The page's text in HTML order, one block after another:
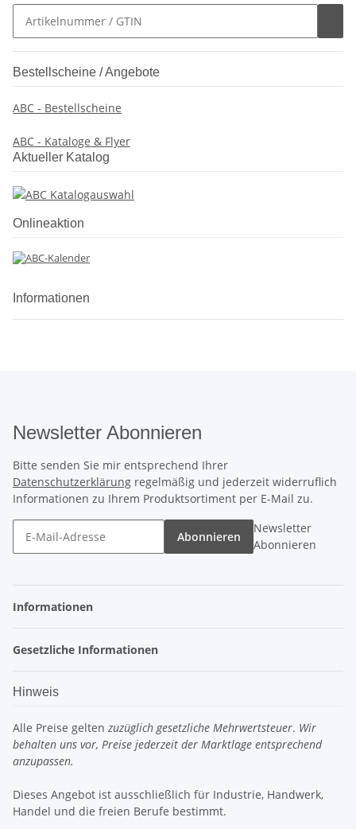
Bestellscheine / Angebote
ABC - Bestellscheine
ABC - Kataloge & Flyer
Aktueller Katalog
Onlineaktion
Informationen
Newsletter Abonnieren
Bitte senden Sie mir entsprechend Ihrer
Datenschutzerklärung regelmäßig und jederzeit widerruflich
Informationen zu Ihrem Produktsortiment per E-Mail zu.
Abonnieren
Newsletter
Abonnieren
Informationen
Gesetzliche Informationen
Hinweis
Alle Preise gelten zuzüglich gesetzliche Mehrwertsteuer. Wir
behalten uns vor, Preise jederzeit der Marktlage entsprechend
anzupassen.
Dieses Angebot ist ausschließlich für Industrie, Handwerk,
Handel und die freien Berufe bestimmt.